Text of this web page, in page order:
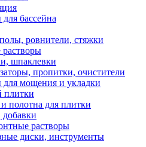
бассейна
ровнители, стяжки
шпаклевки
пропитки, очистители
мощения и укладки
плитки
полотна для плитки
добавки
растворы
диски, инструменты